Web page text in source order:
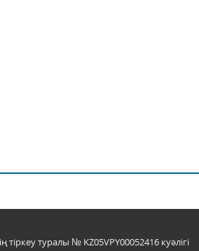
туралы № KZ05VPY00052416 куәлігі